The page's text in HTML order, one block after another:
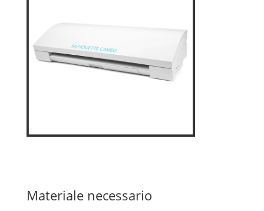
Materiale necessario